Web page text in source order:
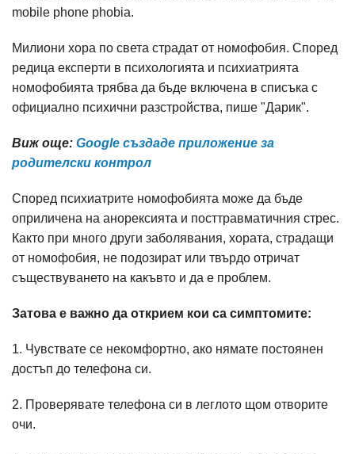
mobile phone phobia.
Милиони хора по света страдат от номофобия. Според
редица експерти в психологията и психиатрията
номофобията трябва да бъде включена в списъка с
официално психични разстройства, пише "Дарик".
Виж още: Google създаде приложение за
родителски контрол
Според психиатрите номофобията може да бъде
оприличена на анорексията и посттравматичния стрес.
Както при много други заболявания, хората, страдащи
от номофобия, не подозират или твърдо отричат
съществуването на какъвто и да е проблем.
Затова е важно да открием кои са симптомите:
1. Чувствате се некомфортно, ако нямате постоянен
достъп до телефона си.
2. Проверявате телефона си в леглото щом отворите
очи.